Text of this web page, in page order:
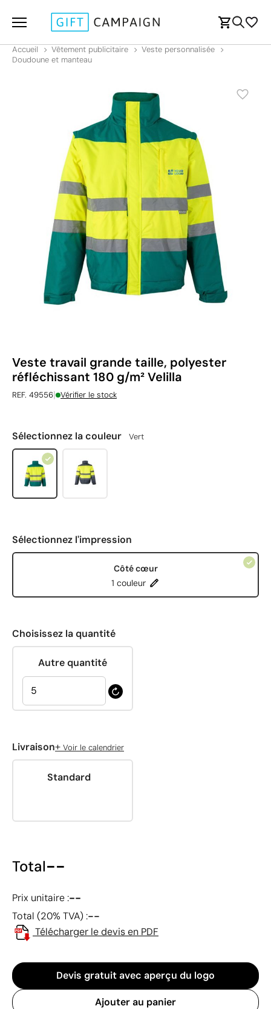
Accueil Vêtement publicitaire
Veste personnalisée
Doudoune et manteau
Veste travail grande taille, polyester
réfléchissant 180 g/m² Velilla
REF. 49556| Vérifier le stock
Sélectionnez la couleur Vert
Sélectionnez l'impression
Côté cœur
1 couleur
Choisissez la quantité
Autre quantité
Livraison+ Voir le calendrier
Standard
Total--
Prix unitaire :--
Total (20% TVA) :--
Télécharger le devis en PDF
Devis gratuit avec aperçu du logo
Ajouter au panier